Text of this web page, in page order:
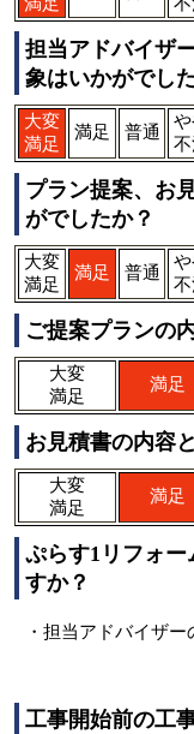
担当アドバイザ
象はいかがでし
大変
満足
満足 普通
プラン提案、お
がでしたか？
大変
満足
満足 普通
ご提案プランの
大変
満足
満足
お見積書の内容
大変
満足
満足
ぷらす1リフォ
すか？
・担当アドバイザ
工事開始前の工